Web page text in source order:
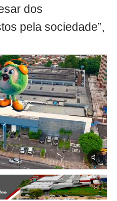
dos
pela sociedade”,